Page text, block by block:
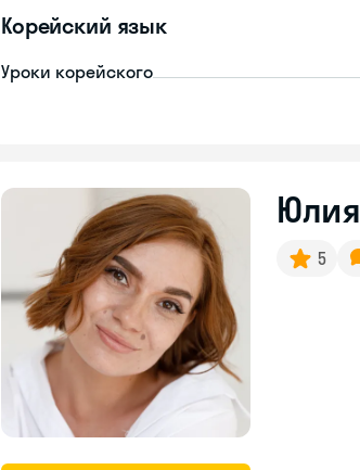
Корейский язык
Уроки корейского
Юлия
5